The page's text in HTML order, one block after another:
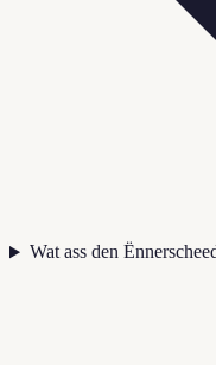
Wat ass den